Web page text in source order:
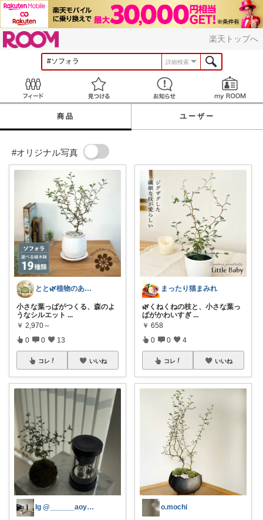
楽天トップへ
詳細検索
見つける お知らせ
商品 ユーザー
#オリジナル写真
とと🌿植物のある暮らし
小さな葉っぱがつくる、森のよ
うなシルエット ...
￥ 2,970～
0 0 13
コレ いいね
Ig @______aoyan.s2
まったり猫まみれ
🌿くねくねの枝と、小さな葉っ
ぱがかわいすぎ ...
￥ 658
0 0 4
コレ いいね
o.mochi